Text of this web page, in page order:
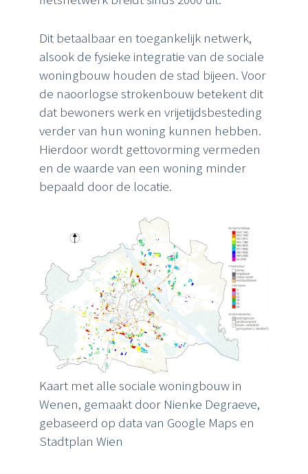
Dit betaalbaar en toegankelijk netwerk,
alsook de fysieke integratie van de sociale
woningbouw houden de stad bijeen. Voor
de naoorlogse strokenbouw betekent dit
dat bewoners werk en vrijetijdsbesteding
verder van hun woning kunnen hebben.
Hierdoor wordt gettovorming vermeden
en de waarde van een woning minder
bepaald door de locatie.
Kaart met alle sociale woningbouw in
Wenen, gemaakt door Nienke Degraeve,
gebaseerd op data van Google Maps en
Stadtplan Wien